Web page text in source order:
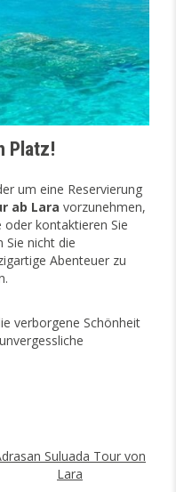
Platz!
um eine Reservierung
ab Lara vorzunehmen,
oder kontaktieren Sie
Sie nicht die
Abenteuer zu
verborgene Schönheit
Suluada Tour von
Lara